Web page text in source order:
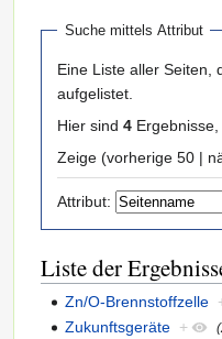
Suche mittels Attribut
Eine Liste aller Seiten,
aufgelistet.
Hier sind 4
Attribut:
Liste der
Zn/O-Brennstoffzelle
Zukunftsgeräte +